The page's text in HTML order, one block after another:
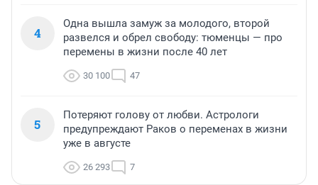
4
Одна вышла замуж за молодого, второй
развелся и обрел свободу: тюменцы — про
перемены в жизни после 40 лет
30 100 47
5
Потеряют голову от любви. Астрологи
предупреждают Раков о переменах в жизни
уже в августе
26 293 7